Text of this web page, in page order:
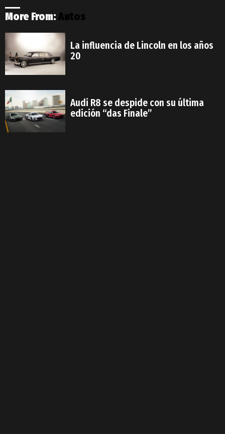
More From:Autos
La influencia de Lincoln en los años
20
Audi R8 se despide con su última
edición “das Finale”